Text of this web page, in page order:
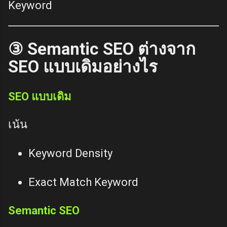
Keyword
③ Semantic SEO ต่างจาก
SEO แบบเดิมอย่างไร
SEO แบบเดิม
เน้น
Keyword Density
Exact Match Keyword
Semantic SEO